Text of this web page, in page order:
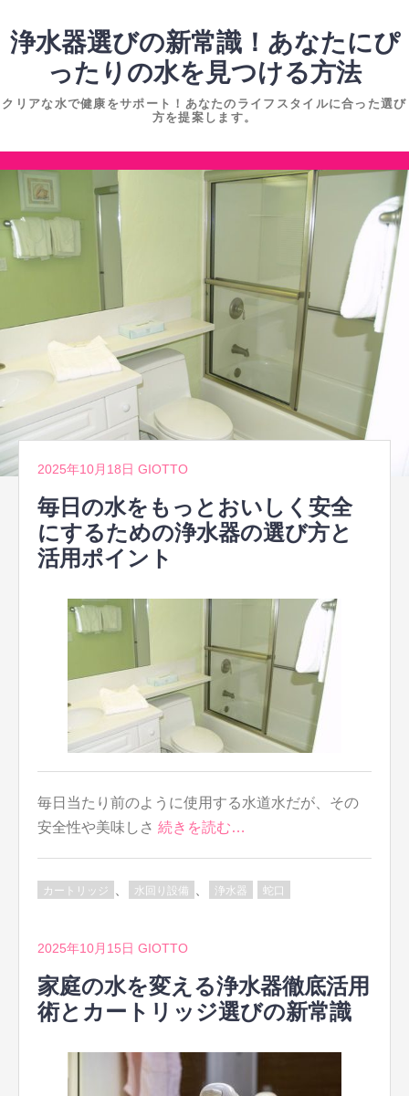
ン
ツ
プ
浄水器選びの新常識！あなたにぴ
ったりの水を見つける方法
クリアな水で健康をサポート！あなたのライフスタイルに合った選び
方を提案します。
コ
テ
ン
2025年10月18日 GIOTTO
毎日の水をもっとおいしく安全
にするための浄水器の選び方と
活用ポイント
毎日当たり前のように使用する水道水だが、その
安全性や美味しさ 続きを読む…
カートリッジ 水回り設備 浄水器 蛇口
2025年10月15日 GIOTTO
家庭の水を変える浄水器徹底活用
術とカートリッジ選びの新常識